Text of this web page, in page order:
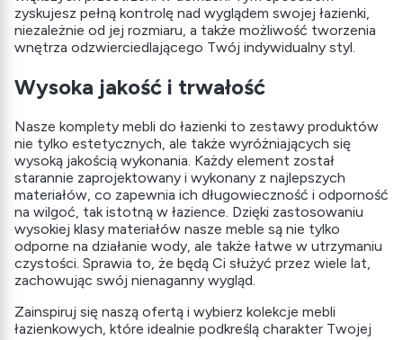
zyskujesz pełną kontrolę nad wyglądem swojej łazienki,
niezależnie od jej rozmiaru, a także możliwość tworzenia
wnętrza odzwierciedlającego Twój indywidualny styl.
Wysoka jakość i trwałość
Nasze komplety mebli do łazienki to zestawy produktów
nie tylko estetycznych, ale także wyróżniających się
wysoką jakością wykonania. Każdy element został
starannie zaprojektowany i wykonany z najlepszych
materiałów, co zapewnia ich długowieczność i odporność
na wilgoć, tak istotną w łazience. Dzięki zastosowaniu
wysokiej klasy materiałów nasze meble są nie tylko
odporne na działanie wody, ale także łatwe w utrzymaniu
czystości. Sprawia to, że będą Ci służyć przez wiele lat,
zachowując swój nienaganny wygląd.
Zainspiruj się naszą ofertą i wybierz kolekcje mebli
łazienkowych, które idealnie podkreślą charakter Twojej